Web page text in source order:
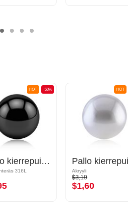
-50%
HOT
Pallo kierrepuikoille (kirurginen teräs, musta, kiiltävä pinta)
316L
HOT
Akryyli
$3,19
$1,60